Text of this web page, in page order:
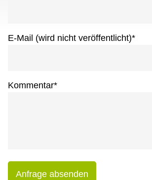
E-Mail (wird nicht veröffentlicht)*
Kommentar*
Anfrage absenden